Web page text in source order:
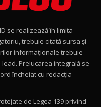
HYBRID 4MATIC+ / Test
Drive AutoBlog.MD
se realizează în limita
trebuie citată sursa și
informaționale trebuie
lead. Prelucarea integrală se
încheiat cu redacţia
de Legea 139 privind